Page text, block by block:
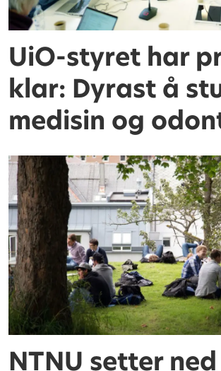
UiO-styret har
klar: Dyrast å
medisin og
NTNU setter ned